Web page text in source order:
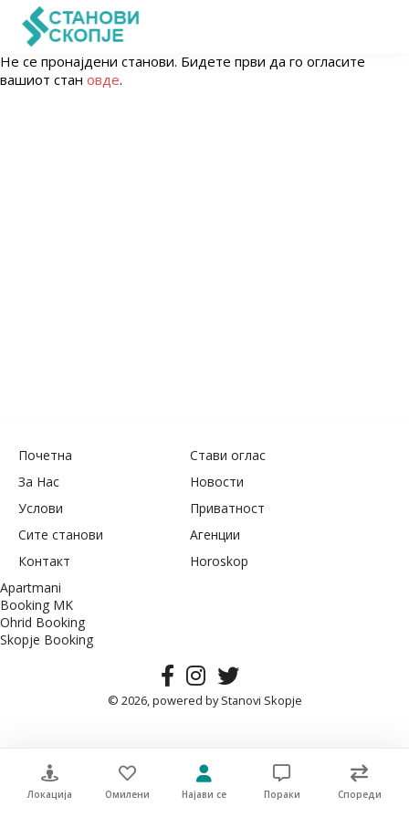
Не се пронајдени станови. Бидете први да го огласите
вашиот стан овде.
Почетна
Стави оглас
За Нас
Новости
Услови
Приватност
Сите станови
Агенции
Контакт
Horoskop
Apartmani
Booking MK
Ohrid Booking
Skopje Booking
© 2026, powered byStanovi Skopje
Локација Омилени Најави се Пораки Спореди